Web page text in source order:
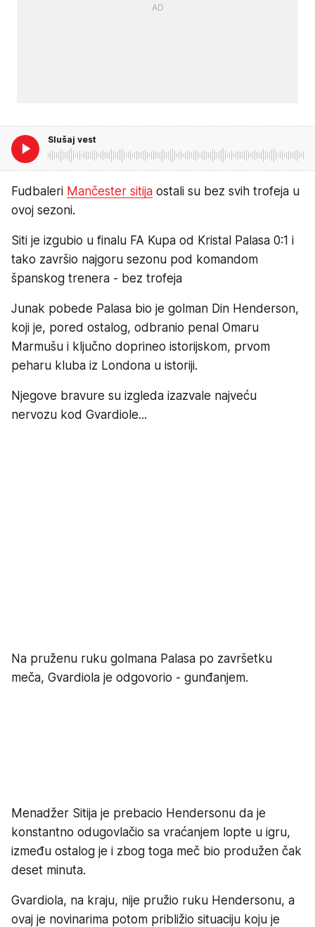
Slušaj vest
Fudbaleri Mančester sitija ostali su bez svih trofeja u
ovoj sezoni.
Siti je izgubio u finalu FA Kupa od Kristal Palasa 0:1 i
tako završio najgoru sezonu pod komandom
španskog trenera - bez trofeja
Junak pobede Palasa bio je golman Din Henderson,
koji je, pored ostalog, odbranio penal Omaru
Marmušu i ključno doprineo istorijskom, prvom
peharu kluba iz Londona u istoriji.
Njegove bravure su izgleda izazvale najveću
nervozu kod Gvardiole...
Na pruženu ruku golmana Palasa po završetku
meča, Gvardiola je odgovorio - gunđanjem.
Menadžer Sitija je prebacio Hendersonu da je
konstantno odugovlačio sa vraćanjem lopte u igru,
između ostalog je i zbog toga meč bio produžen čak
deset minuta.
Gvardiola, na kraju, nije pružio ruku Hendersonu, a
ovaj je novinarima potom približio situaciju koju je